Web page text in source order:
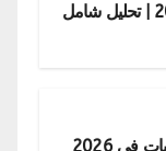
أرباح نايل سات 2020–2025 | تحليل شامل
أقوى 10 منصات لبث المباريات في 2026